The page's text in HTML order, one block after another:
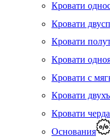
Кровати
Кровати
Кровати
Кровати
Кровати с
Кровати
Кровати
Основания